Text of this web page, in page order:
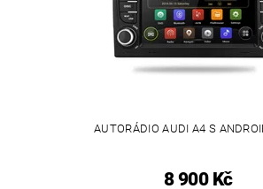
AUTORÁDIO AUDI A4 S
8 900 Kč